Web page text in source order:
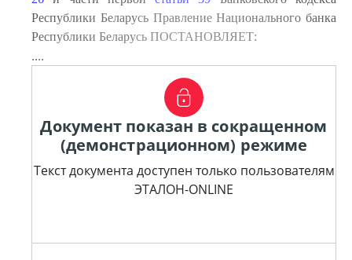
Республики Беларусь Правление Национального банка
Республики Беларусь ПОСТАНОВЛЯЕТ:
....
Документ показан в сокращенном
(демонстрационном) режиме
Текст документа доступен только пользователям
ЭТАЛОН-ONLINE